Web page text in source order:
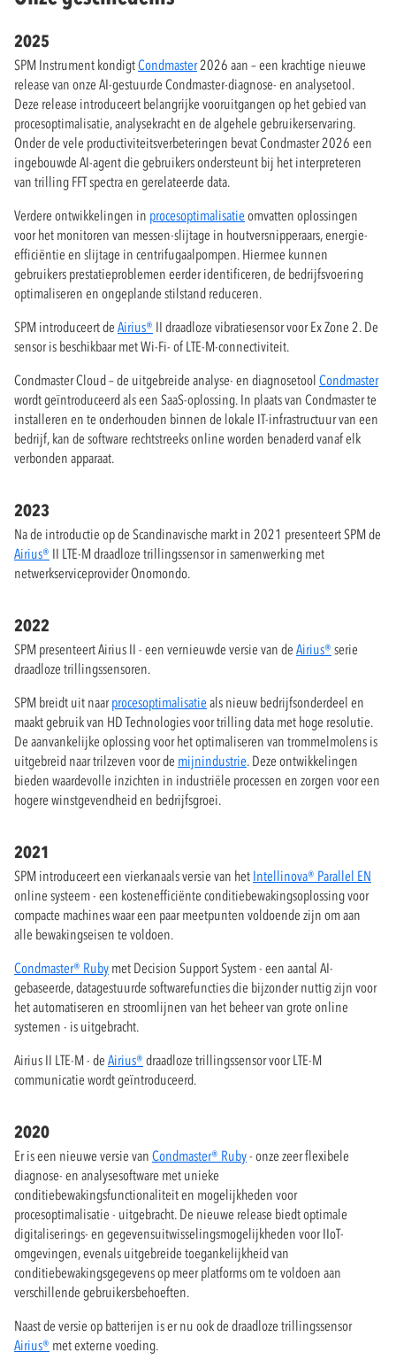
2025
SPM Instrument kondigtCondmaster2026 aan – een krachtige nieuwe
release van onze AI-gestuurde Condmaster-diagnose- en analysetool.
Deze release introduceert belangrijke vooruitgangen op het gebied van
procesoptimalisatie, analysekracht en de algehele gebruikerservaring.
Onder de vele productiviteitsverbeteringen bevat Condmaster 2026 een
ingebouwde AI-agent die gebruikers ondersteunt bij het interpreteren
van trilling FFT spectra en gerelateerde data.
Verdere ontwikkelingen in procesoptimalisatie omvatten oplossingen
voor het monitoren van messen-slijtage in houtversnipperaars, energie-
efficiëntie en slijtage in centrifugaalpompen. Hiermee kunnen
gebruikers prestatieproblemen eerder identificeren, de bedrijfsvoering
optimaliseren en ongeplande stilstand reduceren.
SPM introduceert de Airius® II draadloze vibratiesensor voor Ex Zone 2. De
sensor is beschikbaar met Wi-Fi- of LTE-M-connectiviteit.
Condmaster Cloud – de uitgebreide analyse- en diagnosetool Condmaster
wordt geïntroduceerd als een SaaS-oplossing. In plaats van Condmaster te
installeren en te onderhouden binnen de lokale IT-infrastructuur van een
bedrijf, kan de software rechtstreeks online worden benaderd vanaf elk
verbonden apparaat.
2023
Na de introductie op de Scandinavische markt in 2021 presenteert SPM de
Airius® II LTE-M draadloze trillingssensor in samenwerking met
netwerkserviceprovider Onomondo.
2022
SPM presenteert Airius II - een vernieuwde versie van de Airius® serie
draadloze trillingssensoren.
SPM breidt uit naarprocesoptimalisatie als nieuw bedrijfsonderdeel en
maakt gebruik van HD Technologies voor trilling data met hoge resolutie.
De aanvankelijke oplossing voor het optimaliseren van trommelmolens is
uitgebreid naar trilzeven voor de mijnindustrie. Deze ontwikkelingen
bieden waardevolle inzichten in industriële processen en zorgen voor een
hogere winstgevendheid en bedrijfsgroei.
2021
SPM introduceert een vierkanaals versie van het Intellinova® Parallel EN
online systeem - een kostenefficiënte conditiebewakingsoplossing voor
compacte machines waar een paar meetpunten voldoende zijn om aan
alle bewakingseisen te voldoen.
Condmaster® Ruby met Decision Support System - een aantal AI-
gebaseerde, datagestuurde softwarefuncties die bijzonder nuttig zijn voor
het automatiseren en stroomlijnen van het beheer van grote online
systemen - is uitgebracht.
Airius II LTE-M - de Airius® draadloze trillingssensor voor LTE-M
communicatie wordt geïntroduceerd.
2020
Er is een nieuwe versie van Condmaster® Ruby- onze zeer flexibele
diagnose- en analysesoftware met unieke
conditiebewakingsfunctionaliteit en mogelijkheden voor
procesoptimalisatie - uitgebracht. De nieuwe release biedt optimale
digitaliserings- en gegevensuitwisselingsmogelijkheden voor IIoT-
omgevingen, evenals uitgebreide toegankelijkheid van
conditiebewakingsgegevens op meer platforms om te voldoen aan
verschillende gebruikersbehoeften.
Naast de versie op batterijen is er nu ook de draadloze trillingssensor
Airius® met externe voeding.